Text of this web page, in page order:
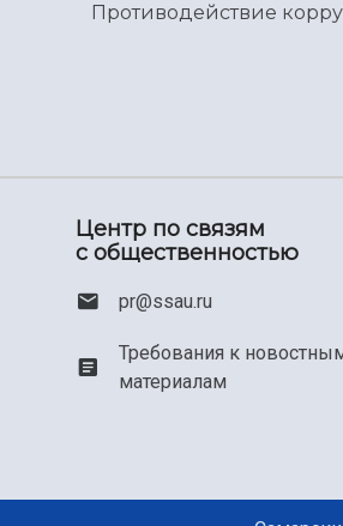
Противодействие
Центр по связям
с общественностью
pr@ssau.ru
Требования к
материалам